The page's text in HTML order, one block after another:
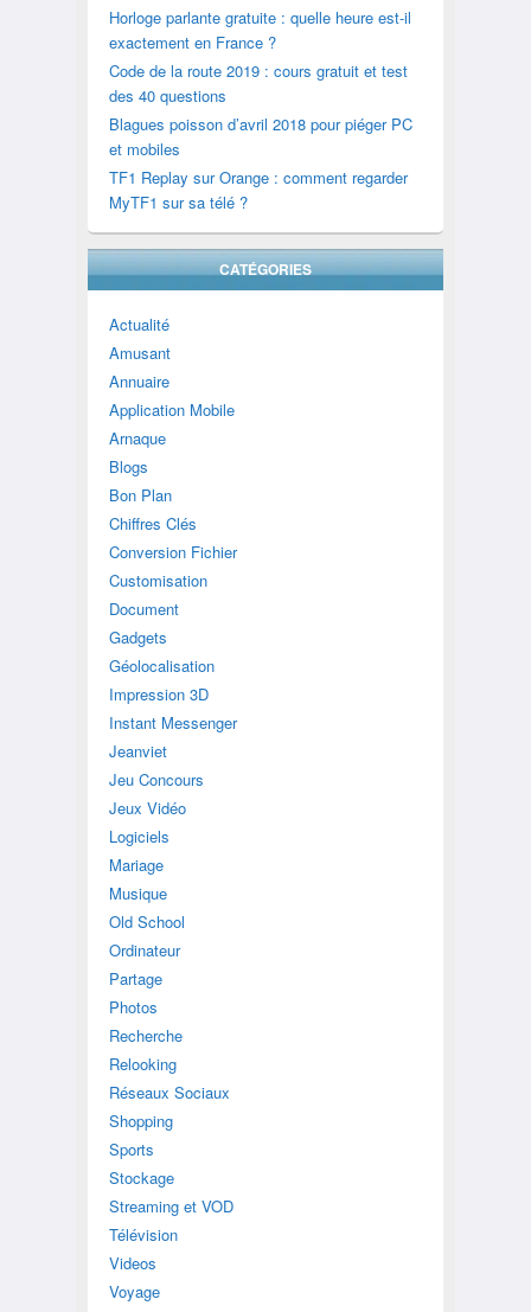
Horloge parlante gratuite : quelle heure est-il
exactement en France ?
Code de la route 2019 : cours gratuit et test
des 40 questions
Blagues poisson d’avril 2018 pour piéger PC
et mobiles
TF1 Replay sur Orange : comment regarder
MyTF1 sur sa télé ?
CATÉGORIES
Actualité
Amusant
Annuaire
Application Mobile
Arnaque
Blogs
Bon Plan
Chiffres Clés
Conversion Fichier
Customisation
Document
Gadgets
Géolocalisation
Impression 3D
Instant Messenger
Jeanviet
Jeu Concours
Jeux Vidéo
Logiciels
Mariage
Musique
Old School
Ordinateur
Partage
Photos
Recherche
Relooking
Réseaux Sociaux
Shopping
Sports
Stockage
Streaming et VOD
Télévision
Videos
Voyage